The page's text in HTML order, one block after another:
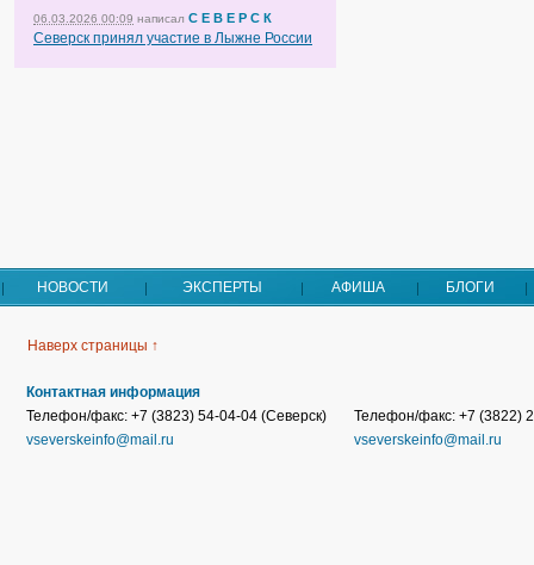
06.03.2026 00:09 написал С Е В Е Р С К
Северск принял участие в Лыжне России
НОВОСТИ ЭКСПЕРТЫ АФИША БЛОГИ
Наверх страницы ↑
Контактная информация
Телефон/факс: +7 (3823) 54-04-04 (Северск)
vseverskeinfo@mail.ru
Телефон/факс: +7 (3822)
vseverskeinfo@mail.ru